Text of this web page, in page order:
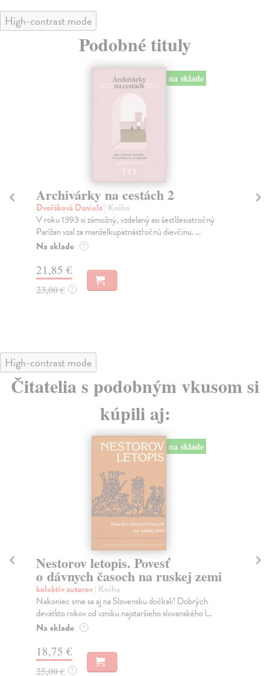
High-contrast mode
Podobné tituly
na sklade
Archivárky na cestách 2
Dvořáková Daniela| Kniha
V roku 1393 si zámožný, vzdelaný asi šesťdesiatročný
Parížan vzal za manželkupätnásťročnú dievčinu. ...
Na sklade ?
21,85 €
23,00 € ?
High-contrast mode
Čitatelia s podobným vkusom si
kúpili aj:
na sklade
Nestorov letopis. Povesť
o dávnych časoch na ruskej zemi
kolektív autorov| Kniha
Nakoniec sme sa aj na Slovensku dočkali! Dobrých
deväťsto rokov od vzniku najstaršieho slovanského l...
Na sklade ?
18,75 €
25,00 € ?